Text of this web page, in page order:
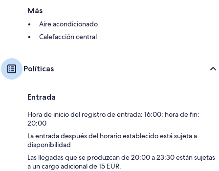
Más
Aire acondicionado
Calefacción central
Políticas
Entrada
Hora de inicio del registro de entrada: 16:00; hora de fin:
20:00
La entrada después del horario establecido está sujeta a
disponibilidad
Las llegadas que se produzcan de 20:00 a 23:30 están sujetas
a un cargo adicional de 15 EUR.